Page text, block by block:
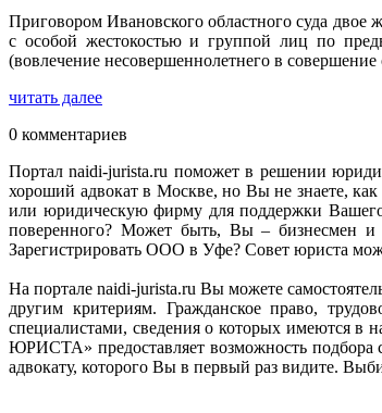
Приговором Ивановского областного суда
с особой жестокостью и группой лиц по
(вовлечение несовершеннолетнего в совершение
читать далее
0 комментариев
Портал naidi-jurista.ru поможет в решении
хороший адвокат в Москве, но Вы не знаете,
или юридическую фирму для поддержки Вашего
поверенного? Может быть, Вы – бизнесмен и
Зарегистрировать ООО в Уфе? Совет юриста
На портале naidi-jurista.ru Вы можете
другим критериям. Гражданское право,
специалистами, сведения о которых имеются
ЮРИСТА» предоставляет возможность подбора
адвокату, которого Вы в первый раз видите.